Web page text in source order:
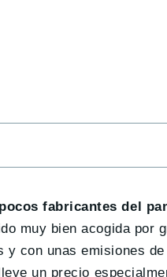
fabricantes del
muy bien acogida
y con unas emisiones
un precio